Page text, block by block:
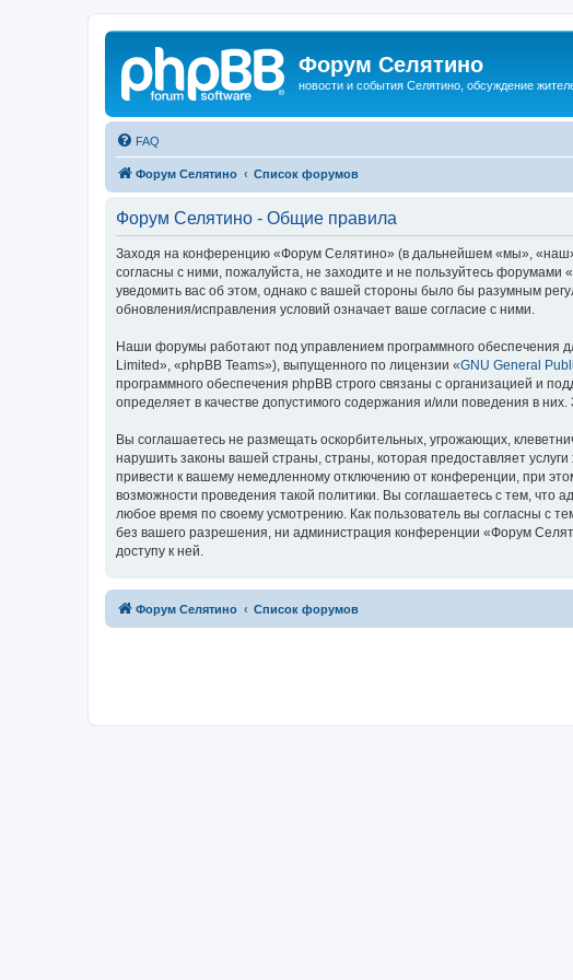
Форум Селятино
новости и события Селятино, обсуждение
FAQ
Форум Селятино Список форумов
Форум Селятино - Общие правила
Заходя на конференцию «Форум Селятино» (в дальнейшем «мы»,
согласны с ними, пожалуйста, не заходите и не пользуйтесь
уведомить вас об этом, однако с вашей стороны было бы разумным
обновления/исправления условий означает ваше согласие с ними.
Наши форумы работают под управлением программного обеспечения
Limited», «phpBB Teams»), выпущенного по лицензии «GNU General
программного обеспечения phpBB строго связаны с организацией и
определяет в качестве допустимого содержания и/или поведения в
Вы соглашаетесь не размещать оскорбительных, угрожающих,
нарушить законы вашей страны, страны, которая предоставляет
привести к вашему немедленному отключению от конференции, при
возможности проведения такой политики. Вы соглашаетесь с тем,
любое время по своему усмотрению. Как пользователь вы согласны с
без вашего разрешения, ни администрация конференции «Форум
доступу к ней.
Форум Селятино Список форумов